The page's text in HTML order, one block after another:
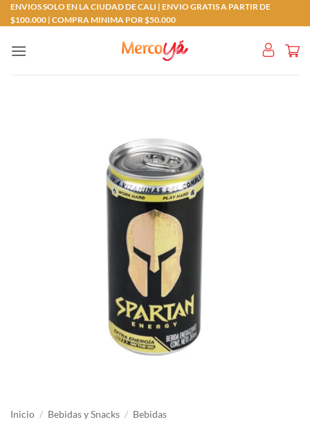
Saltar
al
ENVIOS SOLO EN LA CIUDAD DE CALI | ENVIO GRATIS A PARTIR DE
$100.000 | COMPRA MINIMA POR $50.000
Inicio / Bebidas y Snacks / Bebidas